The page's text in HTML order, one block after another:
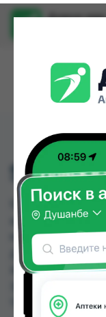
Доруи ман
SPLAT
заказать в
№7, Дорухона
Дорухона
Хайян (Масрур-
Таджикистана